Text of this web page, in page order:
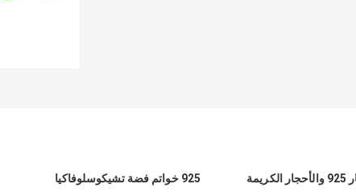
925 خواتم فضة تشيكوسلوفاكيا